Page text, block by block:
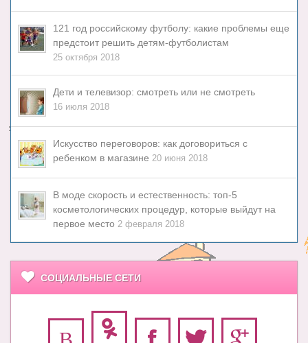
121 год российскому футболу: какие проблемы еще
предстоит решить детям-футболистам
25 октября 2018
Дети и телевизор: смотреть или не смотреть
16 июля 2018
Искусство переговоров: как договориться с
ребенком в магазине 20 июня 2018
В моде скорость и естественность: топ-5
косметологических процедур, которые выйдут на
первое место 2 февраля 2018
СОЦИАЛЬНЫЕ СЕТИ